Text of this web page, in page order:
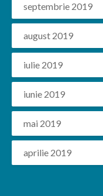
septembrie 2019
august 2019
iulie 2019
iunie 2019
mai 2019
aprilie 2019